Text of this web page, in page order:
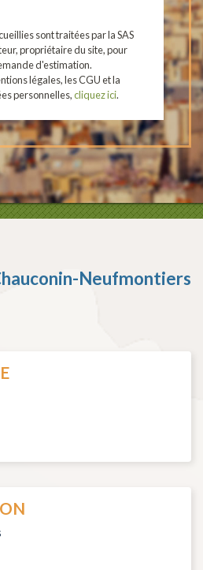
sont traitées par la SAS
propriétaire du site, pour
d'estimation.
légales, les CGU et la
personnelles,cliquez ici.
Neufmontiers